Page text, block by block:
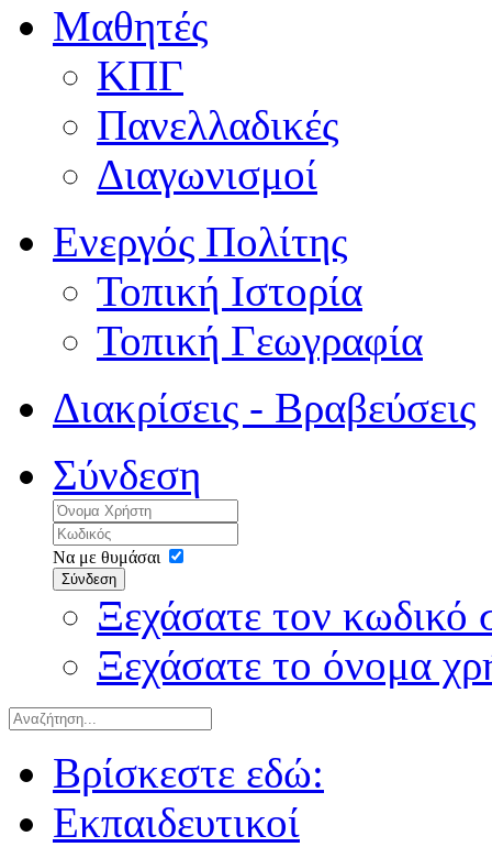
Μαθητές
ΚΠΓ
Πανελλαδικές
Διαγωνισμοί
Ενεργός Πολίτης
Τοπική Ιστορία
Τοπική Γεωγραφία
Διακρίσεις - Βραβεύσεις
Σύνδεση
Να με θυμάσαι
Σύνδεση
Ξεχάσατε τον κωδικό
Ξεχάσατε το όνομα
Βρίσκεστε εδώ:
Εκπαιδευτικοί